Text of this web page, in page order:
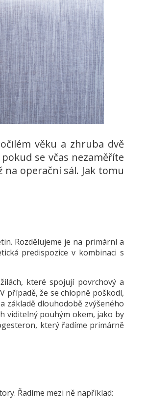
věku a zhruba dvě
se včas nezaměříte
operační sál. Jak tomu
Rozdělujeme je na primární a
predispozice v kombinaci s
které spojují povrchový a
případě, že se chlopně poškodí,
základě dlouhodobě zvýšeného
viditelný pouhým okem, jako by
který řadíme primárně
Řadíme mezi ně například: